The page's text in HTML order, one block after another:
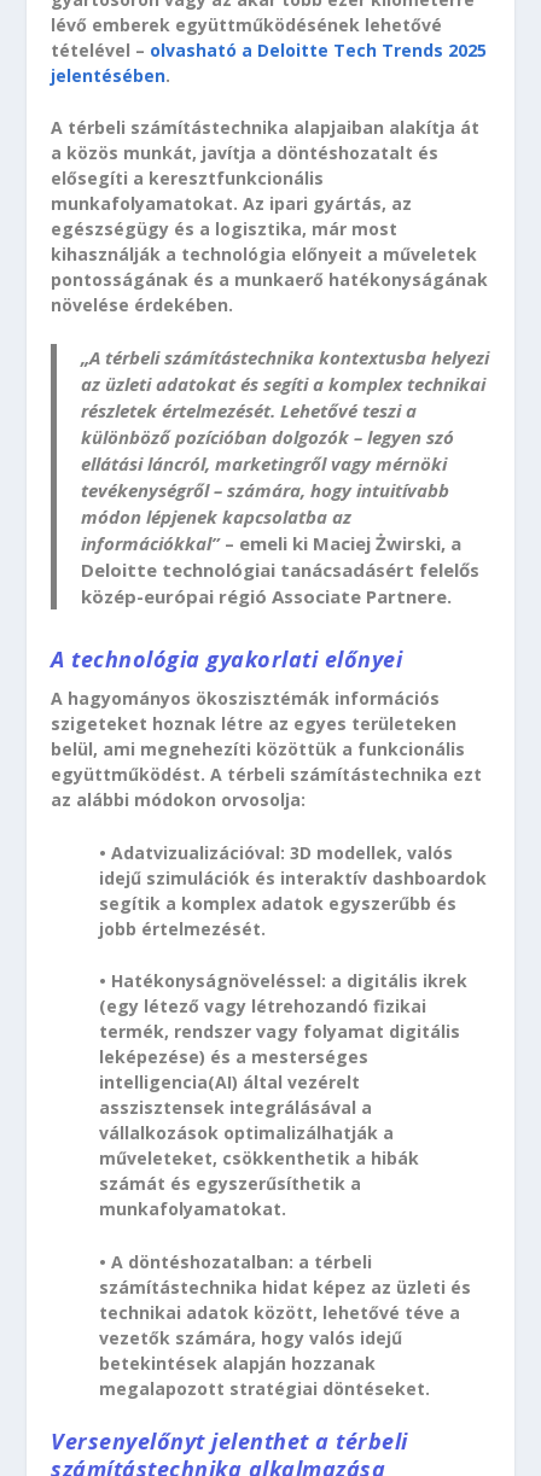
lévő emberek együttműködésének lehetővé
tételével – olvasható a Deloitte Tech Trends 2025
jelentésében.
A térbeli számítástechnika alapjaiban alakítja át
a közös munkát, javítja a döntéshozatalt és
elősegíti a keresztfunkcionális
munkafolyamatokat. Az ipari gyártás, az
egészségügy és a logisztika, már most
kihasználják a technológia előnyeit a műveletek
pontosságának és a munkaerő hatékonyságának
növelése érdekében.
„A térbeli számítástechnika kontextusba helyezi
az üzleti adatokat és segíti a komplex technikai
részletek értelmezését. Lehetővé teszi a
különböző pozícióban dolgozók – legyen szó
ellátási láncról, marketingről vagy mérnöki
tevékenységről – számára, hogy intuitívabb
módon lépjenek kapcsolatba az
információkkal” – emeli ki Maciej Żwirski, a
Deloitte technológiai tanácsadásért felelős
közép-európai régió Associate Partnere.
A technológia gyakorlati előnyei
A hagyományos ökoszisztémák információs
szigeteket hoznak létre az egyes területeken
belül, ami megnehezíti közöttük a funkcionális
együttműködést. A térbeli számítástechnika ezt
az alábbi módokon orvosolja:
• Adatvizualizációval: 3D modellek, valós
idejű szimulációk és interaktív dashboardok
segítik a komplex adatok egyszerűbb és
jobb értelmezését.
• Hatékonyságnöveléssel: a digitális ikrek
(egy létező vagy létrehozandó fizikai
termék, rendszer vagy folyamat digitális
leképezése) és a mesterséges
intelligencia(AI) által vezérelt
asszisztensek integrálásával a
vállalkozások optimalizálhatják a
műveleteket, csökkenthetik a hibák
számát és egyszerűsíthetik a
munkafolyamatokat.
• A döntéshozatalban: a térbeli
számítástechnika hidat képez az üzleti és
technikai adatok között, lehetővé téve a
vezetők számára, hogy valós idejű
betekintések alapján hozzanak
megalapozott stratégiai döntéseket.
Versenyelőnyt jelenthet a térbeli
számítástechnika alkalmazása